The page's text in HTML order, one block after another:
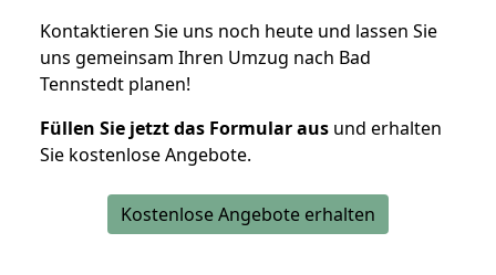
Kontaktieren Sie uns noch heute und lassen Sie
uns gemeinsam Ihren Umzug nach Bad
Tennstedt planen!
Füllen Sie jetzt das Formular aus und erhalten
Sie kostenlose Angebote.
Kostenlose Angebote erhalten